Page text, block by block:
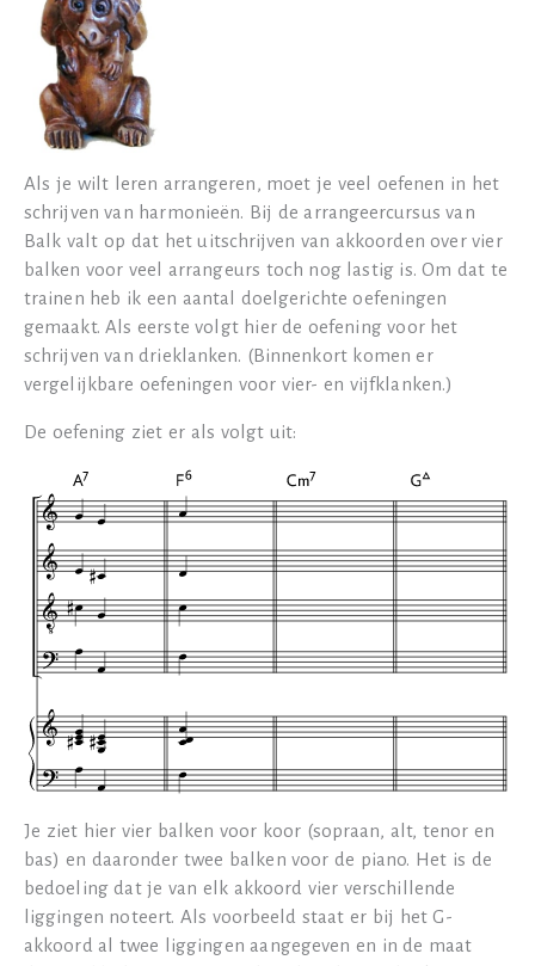
Als je wilt leren arrangeren, moet je veel oefenen in het
schrijven van harmonieën. Bij de arrangeercursus van
Balk valt op dat het uitschrijven van akkoorden over vier
balken voor veel arrangeurs toch nog lastig is. Om dat te
trainen heb ik een aantal doelgerichte oefeningen
gemaakt. Als eerste volgt hier de oefening voor het
schrijven van drieklanken. (Binnenkort komen er
vergelijkbare oefeningen voor vier- en vijfklanken.)
De oefening ziet er als volgt uit:
Je ziet hier vier balken voor koor (sopraan, alt, tenor en
bas) en daaronder twee balken voor de piano. Het is de
bedoeling dat je van elk akkoord vier verschillende
liggingen noteert. Als voorbeeld staat er bij het G-
akkoord al twee liggingen aangegeven en in de maat